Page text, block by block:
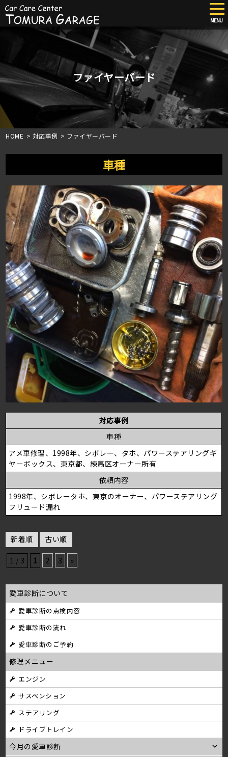
content
MENU
ファイヤーバード
HOME > 対応事例 > ファイヤーバード
車種
対応事例
車種
アメ車修理、1998年、シボレー、タホ、パワーステアリングギ
ヤーボックス、東京都、練馬区オーナー所有
依頼内容
1998年、シボレータホ、東京のオーナー、パワーステアリング
フリュード漏れ
新着順 古い順
1 / 3 1 2 3 »
愛車診断について
愛車診断の点検内容
愛車診断の流れ
愛車診断のご予約
修理メニュー
エンジン
サスペンション
ステアリング
ドライブトレイン
今月の愛車診断